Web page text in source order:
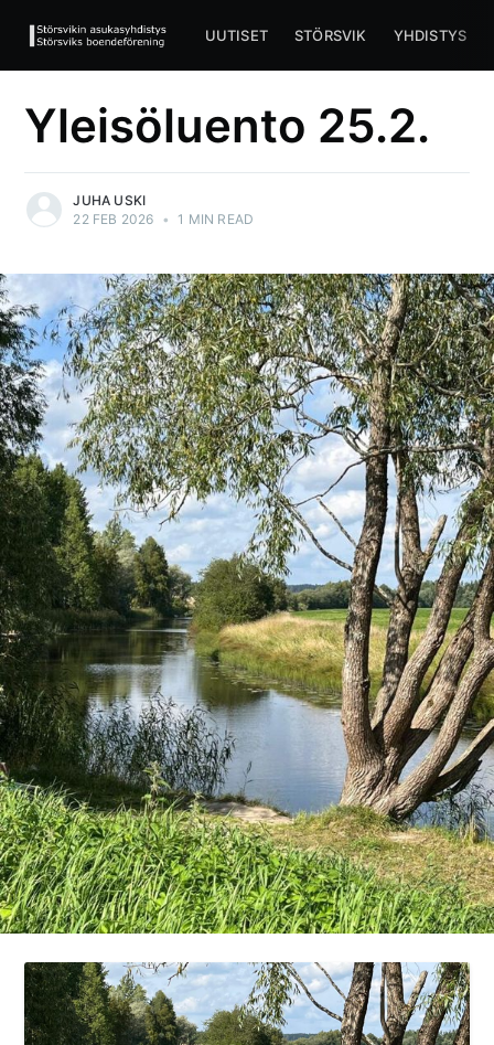
UUTISET STÖRSVIK YHDISTYS
Yleisöluento 25.2.
JUHA USKI
22 FEB 2026 • 1 MIN READ